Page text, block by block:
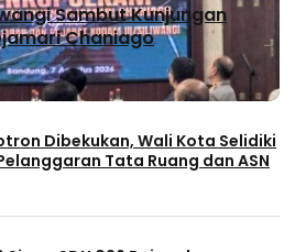
Sambut Kunjungan
Chaniago
Dibekukan, Wali Kota Selidiki
Tata Ruang dan ASN